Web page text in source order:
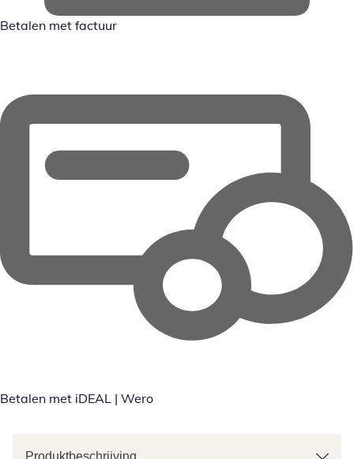
Betalen met factuur
Betalen met iDEAL | Wero